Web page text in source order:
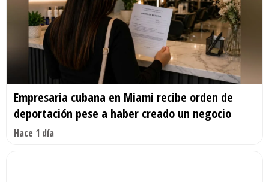
Empresaria cubana en Miami recibe orden de
deportación pese a haber creado un negocio
Hace 1 día